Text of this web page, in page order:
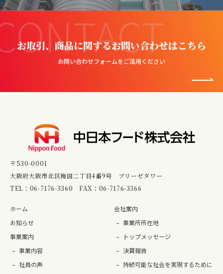
お取引、商品に関するお問い合わせはこちら
お問い合わせフォームをご活用ください
〒530-0001
大阪府大阪市北区梅田二丁目4番9号 ブリーゼタワー
TEL： 06-7176-3360 FAX：06-7176-3366
ホーム
お知らせ
事業案内
事業内容
社員の声
会社案内
事業所所在地
トップメッセージ
決算報告
持続可能な社会を実現するために